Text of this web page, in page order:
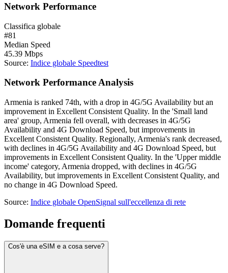
Network Performance
Classifica globale
#81
Median Speed
45.39 Mbps
Source: Indice globale Speedtest
Network Performance Analysis
Armenia is ranked 74th, with a drop in 4G/5G Availability but an
improvement in Excellent Consistent Quality. In the 'Small land
area' group, Armenia fell overall, with decreases in 4G/5G
Availability and 4G Download Speed, but improvements in
Excellent Consistent Quality. Regionally, Armenia's rank decreased,
with declines in 4G/5G Availability and 4G Download Speed, but
improvements in Excellent Consistent Quality. In the 'Upper middle
income' category, Armenia dropped, with declines in 4G/5G
Availability, but improvements in Excellent Consistent Quality, and
no change in 4G Download Speed.
Source: Indice globale OpenSignal sull'eccellenza di rete
Domande frequenti
Cos'è una eSIM e a cosa serve?